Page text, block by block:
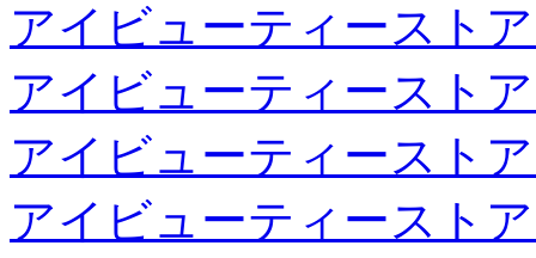
アイビューティースト
アイビューティースト
アイビューティースト
アイビューティースト